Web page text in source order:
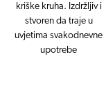
kriške kruha. Izdržljiv i
stvoren da traje u
uvjetima svakodnevne
upotrebe